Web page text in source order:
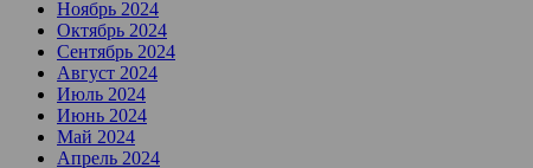
Ноябрь 2024
Октябрь 2024
Сентябрь 2024
Август 2024
Июль 2024
Июнь 2024
Май 2024
Апрель 2024